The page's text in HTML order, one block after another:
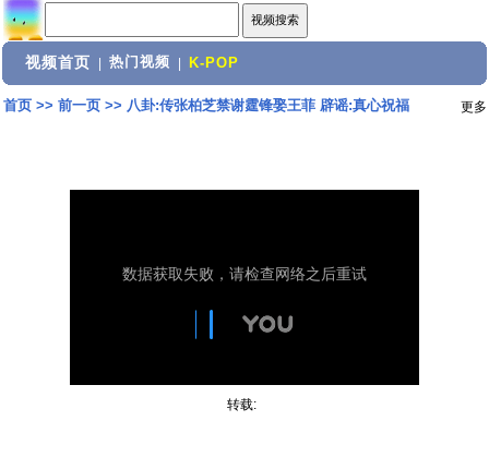
视频首页 热门视频 K-POP
首页>> 前一页>> 八卦:传张柏芝禁谢霆锋娶王菲 辟谣:真心祝福 更多
转载: